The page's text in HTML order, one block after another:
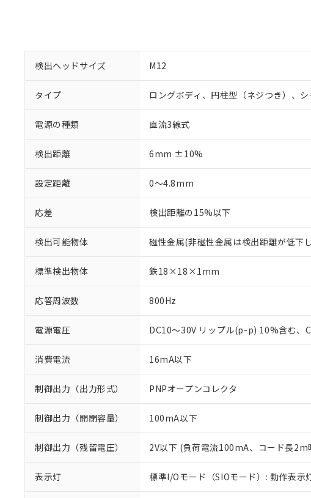
検出ヘッドサイズ M12
タイプ ロングボディ、円柱型（ネジつき）、
電源の種類 直流3線式
検出距離 6mm ±10%
設定距離 0～4.8mm
応差 検出距離の15%以下
検出可能物体 磁性金属(非磁性金属は検出距離が低下
標準検出物体 鉄18×18×1mm
応答周波数 800Hz
電源電圧 DC10～30V リップル(p-p) 10%含む、
消費電流 16mA以下
制御出力（出力形式） PNPオープンコレクタ
制御出力（開閉容量） 100mA以下
制御出力（残留電圧） 2V以下 (負荷電流100mA、コード長2m
表示灯 標準I/Oモード（SIOモード）: 動作表
※1 対応状況
対応予定：EU RoHS指令
対応予定なし：EU RoHS